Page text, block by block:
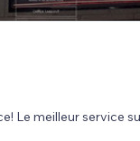
Le meilleur service